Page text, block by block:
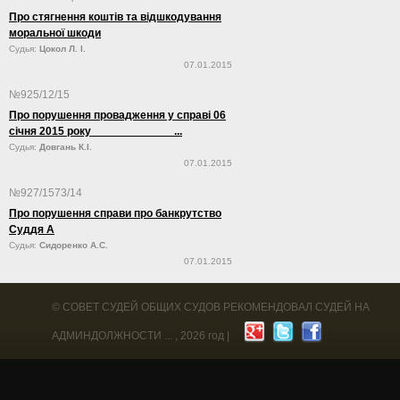
Про стягнення коштів та відшкодування
моральної шкоди
Судья: Цокол Л. І.
07.01.2015
№925/12/15
Про порушення провадження у справі 06
січня 2015 року ...
Судья: Довгань К.І.
07.01.2015
№927/1573/14
Про порушення справи про банкрутство
Суддя А
Судья: Сидоренко А.С.
07.01.2015
© СОВЕТ СУДЕЙ ОБЩИХ СУДОВ РЕКОМЕНДОВАЛ СУДЕЙ НА
АДМИНДОЛЖНОСТИ ... , 2026 год |